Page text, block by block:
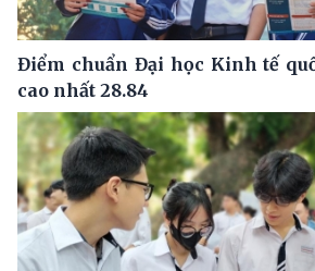
Điểm chuẩn Đại học Kinh tế
cao nhất 28.84